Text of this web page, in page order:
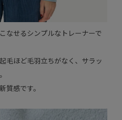
なせるシンプルなトレーナーで
毛ほど毛羽立ちがなく、サラッ
質感です。